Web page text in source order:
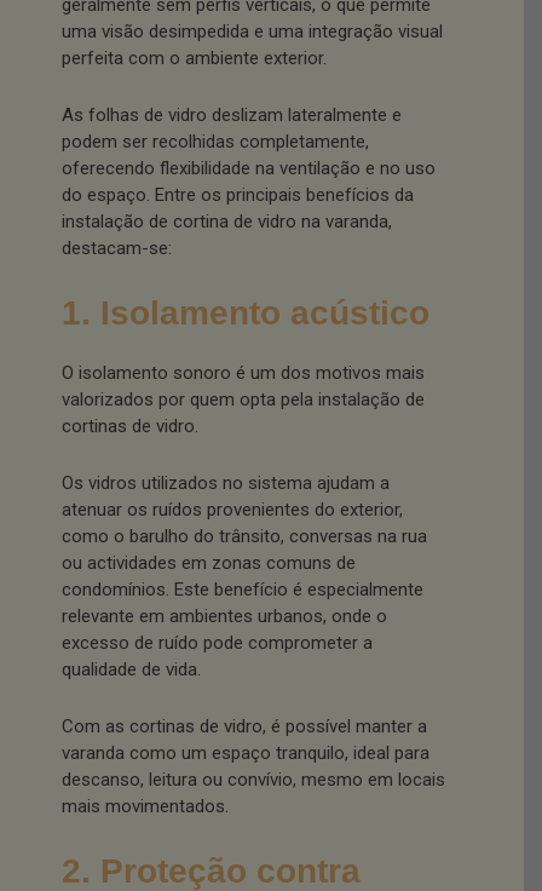
geralmente sem perfis verticais, o que permite
uma visão desimpedida e uma integração visual
perfeita com o ambiente exterior.
As folhas de vidro deslizam lateralmente e
podem ser recolhidas completamente,
oferecendo flexibilidade na ventilação e no uso
do espaço. Entre os principais benefícios da
instalação de cortina de vidro na varanda,
destacam-se:
1. Isolamento acústico
O isolamento sonoro é um dos motivos mais
valorizados por quem opta pela instalação de
cortinas de vidro.
Os vidros utilizados no sistema ajudam a
atenuar os ruídos provenientes do exterior,
como o barulho do trânsito, conversas na rua
ou actividades em zonas comuns de
condomínios. Este benefício é especialmente
relevante em ambientes urbanos, onde o
excesso de ruído pode comprometer a
qualidade de vida.
Com as cortinas de vidro, é possível manter a
varanda como um espaço tranquilo, ideal para
descanso, leitura ou convívio, mesmo em locais
mais movimentados.
2. Proteção contra